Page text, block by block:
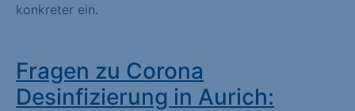
konkreter ein.
Fragen zu Corona
Desinfizierung in Aurich: